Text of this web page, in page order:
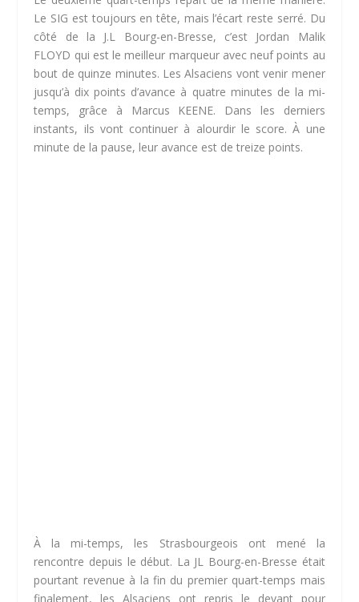
Le SIG est toujours en tête, mais l’écart reste serré. Du
côté de la J.L Bourg-en-Bresse, c’est Jordan Malik
FLOYD qui est le meilleur marqueur avec neuf points au
bout de quinze minutes. Les Alsaciens vont venir mener
jusqu’à dix points d’avance à quatre minutes de la mi-
temps, grâce à Marcus KEENE. Dans les derniers
instants, ils vont continuer à alourdir le score. À une
minute de la pause, leur avance est de treize points.
À la mi-temps, les Strasbourgeois ont mené la
rencontre depuis le début. La JL Bourg-en-Bresse était
pourtant revenue à la fin du premier quart-temps mais
finalement, les Alsaciens ont repris le devant pour